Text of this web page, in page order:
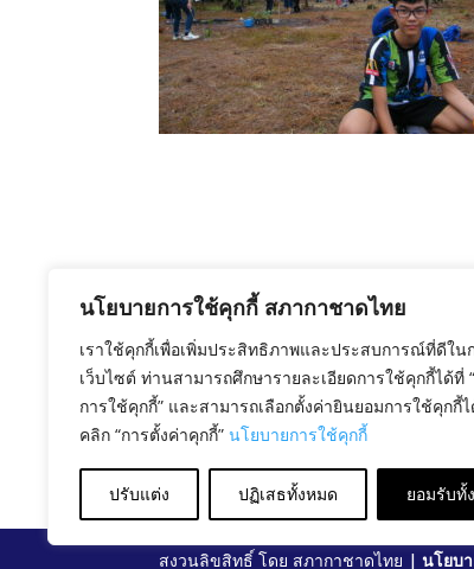
นโยบายการใช้คุกกี้ สภากาชาดไทย
เราใช้คุกกี้เพื่อเพิ่มประสิทธิภาพและประสบการณ์ที่ดีใน
เว็บไซต์ ท่านสามารถศึกษารายละเอียดการใช้คุกกี้ได้ที่
การใช้คุกกี้” และสามารถเลือกตั้งค่ายินยอมการใช้คุกกี้
คลิก “การตั้งค่าคุกกี้” นโยบายการใช้คุกกี้
ปรับแต่ง ปฏิเสธทั้งหมด ยอมรับทั้
สงวนลิขสิทธิ์ โดย สภากาชาดไทย |นโยบ